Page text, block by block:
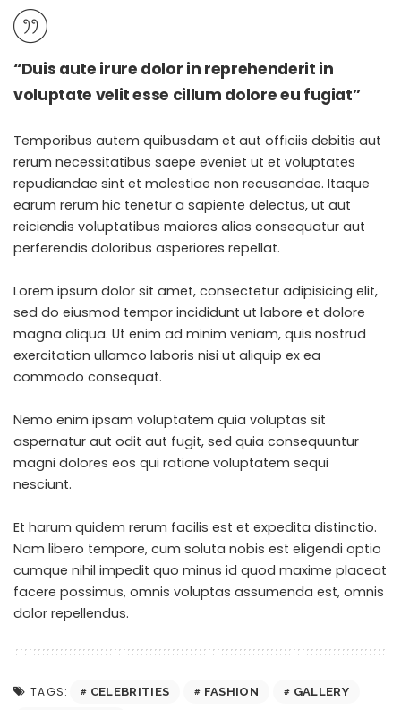
“Duis aute irure dolor in reprehenderit in
voluptate velit esse cillum dolore eu fugiat”
Temporibus autem quibusdam et aut officiis debitis aut
rerum necessitatibus saepe eveniet ut et voluptates
repudiandae sint et molestiae non recusandae. Itaque
earum rerum hic tenetur a sapiente delectus, ut aut
reiciendis voluptatibus maiores alias consequatur aut
perferendis doloribus asperiores repellat.
Lorem ipsum dolor sit amet, consectetur adipisicing elit,
sed do eiusmod tempor incididunt ut labore et dolore
magna aliqua. Ut enim ad minim veniam, quis nostrud
exercitation ullamco laboris nisi ut aliquip ex ea
commodo consequat.
Nemo enim ipsam voluptatem quia voluptas sit
aspernatur aut odit aut fugit, sed quia consequuntur
magni dolores eos qui ratione voluptatem sequi
nesciunt.
Et harum quidem rerum facilis est et expedita distinctio.
Nam libero tempore, cum soluta nobis est eligendi optio
cumque nihil impedit quo minus id quod maxime placeat
facere possimus, omnis voluptas assumenda est, omnis
dolor repellendus.
TAGS: CELEBRITIES FASHION
GALLERY